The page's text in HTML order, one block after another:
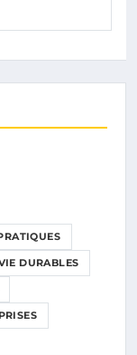
DURABLES